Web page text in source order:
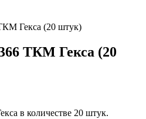
Гекса (20 штук)
ТКМ Гекса (20
в количестве 20 штук.